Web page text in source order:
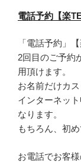
電話予約【楽
「電話予約」
2回目のご予約
用頂けます。
お名前だけカ
インターネッ
なります。
もちろん、初
お電話でお客